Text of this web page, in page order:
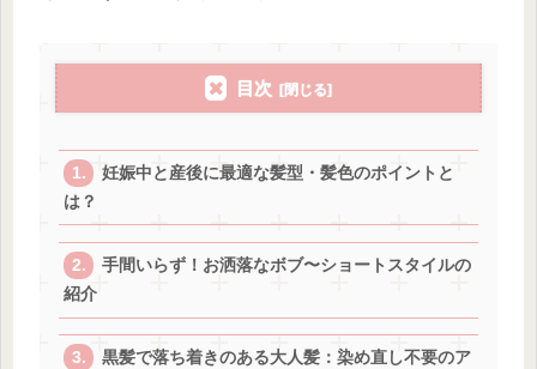
目次
妊娠中と産後に最適な髪型・髪色のポイントと
は？
手間いらず！お洒落なボブ〜ショートスタイルの
紹介
黒髪で落ち着きのある大人髪：染め直し不要のア